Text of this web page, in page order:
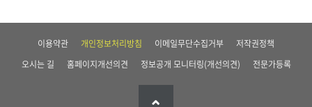
이용약관 개인정보처리방침 이메일무단수집거부
저작권정책
오시는 길
홈페이지개선의견 정보공개 모니터링(개선의견) 전문가등록